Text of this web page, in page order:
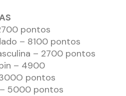
pontos
– 8100 pontos
– 2700 pontos
– 4900
pontos
5000 pontos